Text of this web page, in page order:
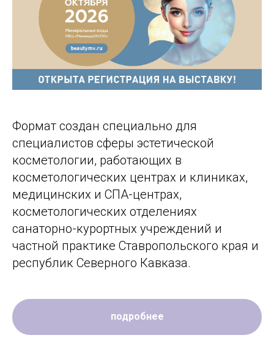
Формат создан специально для
специалистов сферы эстетической
косметологии, работающих в
косметологических центрах и клиниках,
медицинских и СПА-центрах,
косметологических отделениях
санаторно-курортных учреждений и
частной практике Ставропольского края и
республик Северного Кавказа.
подробнее